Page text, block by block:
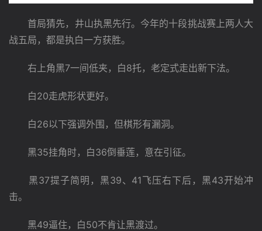
首局猜先，井山执黑先行。今年的十段挑战赛上两人大
战五局，都是执白一方获胜。
右上角黑7一间低夹，白8托，老定式走出新下法。
白20走虎形状更好。
白26以下强调外围，但棋形有漏洞。
黑35挂角时，白36倒垂莲，意在引征。
黑37提子简明，黑39、41飞压右下后，黑43开始冲
击。
黑49逼住，白50不肯让黑渡过。